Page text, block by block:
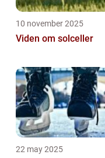
10 november 2025
Viden om solceller
22 may 2025